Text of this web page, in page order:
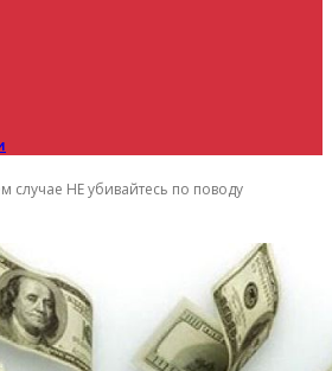
случае НЕ убивайтесь по поводу